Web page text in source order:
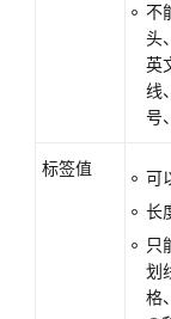
不
头
英
线
号
标签值
可
长
只
划
格